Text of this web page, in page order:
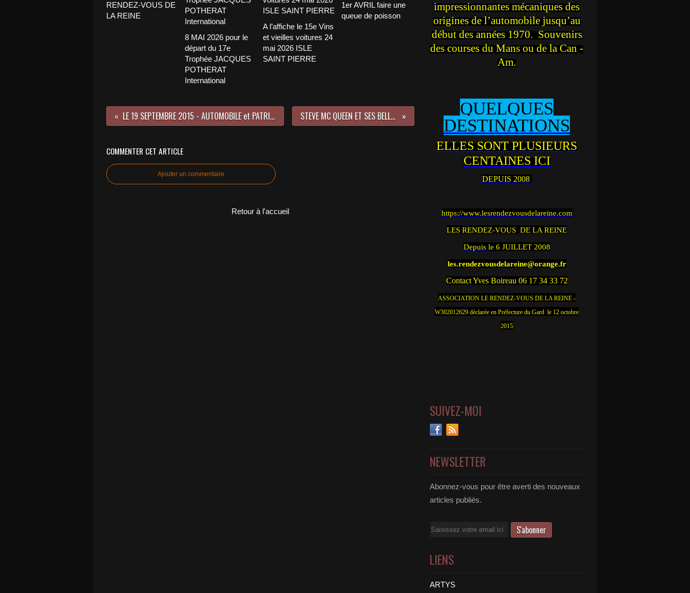
RENDEZ-VOUS DE
LA REINE
8 MAI 2026 pour le
départ du 17e
Trophée JACQUES
POTHERAT
International
A l’affiche le 15e Vins
et vieilles voitures 24
mai 2026 ISLE
SAINT PIERRE
1er AVRIL faire une
queue de poisson
LE 19 SEPTEMBRE 2015 - AUTOMOBILE et PATRIMOINE à PUTEAUX STEVE MC QUEEN ET SES BELLES MONTRES
COMMENTER CET ARTICLE
Ajouter un commentaire
Retour à l'accueil
impressionnantes mécaniques des
origines de l’automobile jusqu’au
début des années 1970. Souvenirs
des courses du Mans ou de la Can -
Am.
QUELQUES
DESTINATIONS
ELLES SONT PLUSIEURS
CENTAINES ICI
DEPUIS 2008
https://www.lesrendezvousdelareine.com
LES RENDEZ-VOUS DE LA REINE
Depuis le 6 JUILLET 2008
les.rendezvousdelareine@orange.fr
Contact Yves Boireau 06 17 34 33 72
ASSOCIATION LE RENDEZ-VOUS DE LA REINE -
W302012629 déclarée en Préfecture du Gard le 12 octobre
2015
SUIVEZ-MOI
NEWSLETTER
Abonnez-vous pour être averti des nouveaux
articles publiés.
Email
LIENS
ARTYS